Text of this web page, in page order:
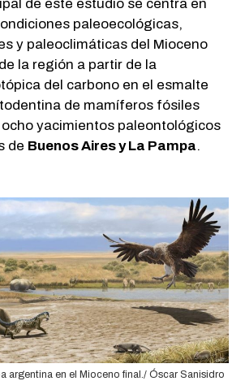
de este estudio se centra en
paleoecológicas,
y paleoclimáticas del Mioceno
la región a partir de la
del carbono en el esmalte
de mamíferos fósiles
yacimientos paleontológicos
de Buenos Aires y La Pampa.
argentina en el Mioceno final./ Óscar Sanisidro